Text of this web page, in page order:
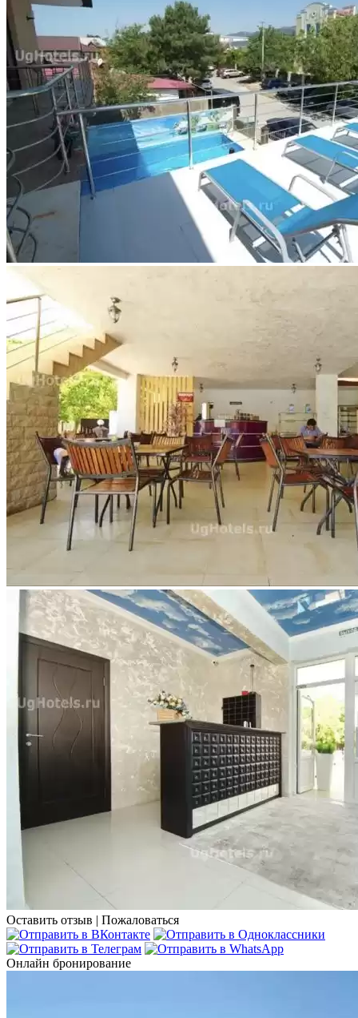
Оставить отзыв | Пожаловаться
Онлайн бронирование